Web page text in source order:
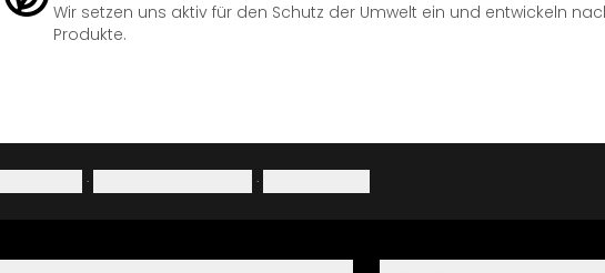
Wir setzen uns aktiv für den Schutz der Umwelt ein und entwickeln
Produkte.
· ·